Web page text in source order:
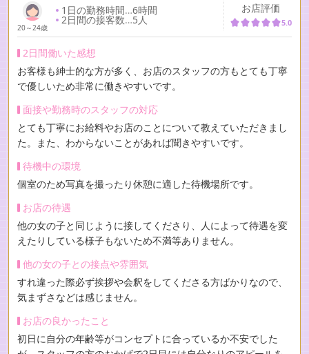
20～24歳
1日の勤務時間…6時間
2日間の接客数…5人
お店評価
5.0
2日間働いた感想
お客様も紳士的な方が多く、お店のスタッフの方もとても丁寧
で優しいため非常に働きやすいです。
面接や勤務時のスタッフの対応
とても丁寧にお給料やお店のことについて教えていただきまし
た。また、わからないことがあれば聞きやすいです。
待機中の環境
個室のため写真を撮ったり休憩に適した待機場所です。
お店の待遇
他の女の子と同じように接してくださり、人によって待遇を変
えたりしている様子もないため不満等ありません。
他の女の子との接点や雰囲気
すれ違った際必ず挨拶や会釈をしてくださる方ばかりなので、
気まずさなどは感じません。
お店の良かったこと
初日に自分の年齢等がコンセプトに合っているか不安でした